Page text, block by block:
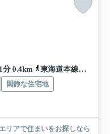
分 0.4km
東海道本線「茨木」駅 徒歩17分車3分 1.2km
閑静な住宅地
リアで住まいをお探しなら